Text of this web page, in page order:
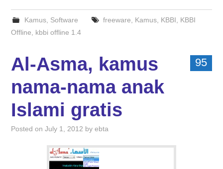
Kamus, Software freeware Kamus, KBBI
KBBI
Offline
kbbi offline 1.4
95
Al-Asma, kamus
nama-nama anak
Islami gratis
Posted onJuly 1, 2012 byebta